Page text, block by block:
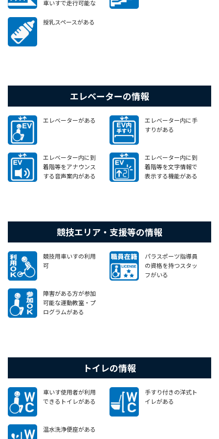
車いすで走行可能な
ー等がある
授乳スペースがある
エレベーターの情報
エレベーターがある
エレベーター内に手
すりがある
エレベーター内に到
着階等をアナウンス
する音声案内がある
エレベーター内に到
着階等を文字情報で
表示する機能がある
競技エリア・支援等の情報
競技用車いすの利用
可
パラスポーツ指導員
の資格を持つスタッ
フがいる
障害がある方が参加
可能な運動教室・プ
ログラムがある
トイレの情報
車いす使用者が利用
できるトイレがある
手すり付きの洋式ト
イレがある
温水洗浄便座がある